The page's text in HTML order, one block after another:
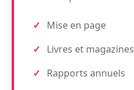
Mise en page
Livres et magazines
Rapports annuels